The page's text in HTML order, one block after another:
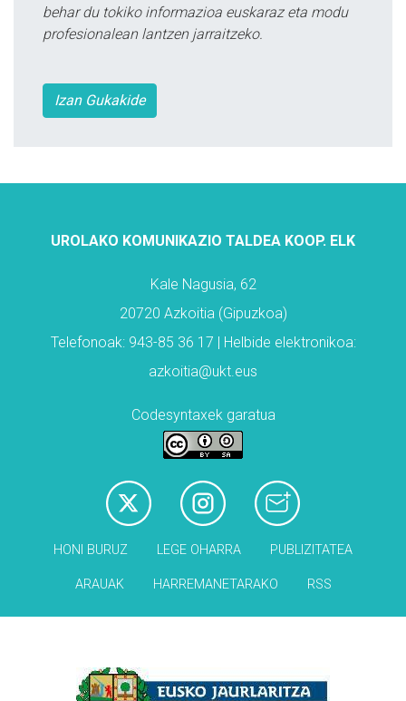
behar du tokiko informazioa euskaraz eta modu
profesionalean lantzen jarraitzeko.
Izan Gukakide
UROLAKO KOMUNIKAZIO TALDEA KOOP. ELK
Kale Nagusia, 62
20720 Azkoitia (Gipuzkoa)
Telefonoak: 943-85 36 17 | Helbide elektronikoa:
azkoitia@ukt.eus
Codesyntaxek garatua
HONI BURUZ LEGE OHARRA PUBLIZITATEA
ARAUAK HARREMANETARAKO RSS